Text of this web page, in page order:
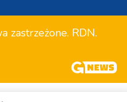
zastrzeżone. RDN.